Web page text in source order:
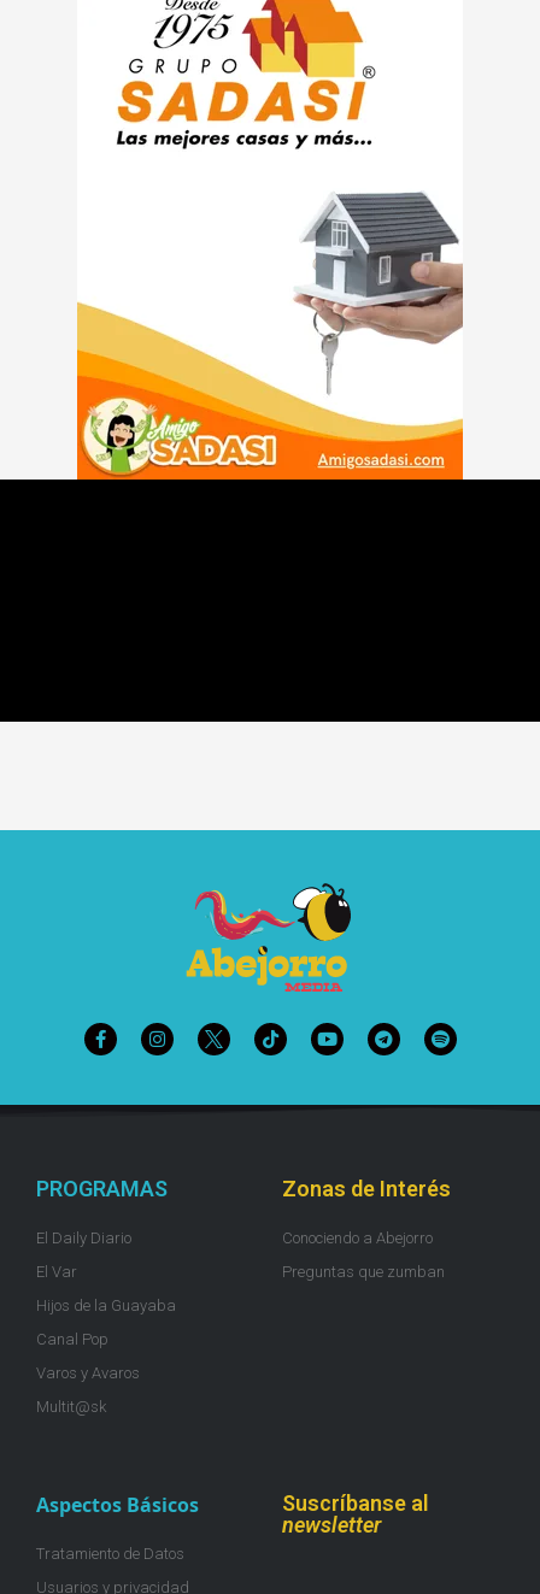
PROGRAMAS
El Daily Diario
El Var
Hijos de la Guayaba
Canal Pop
Varos y Avaros
Multit@sk
Zonas de Interés
Conociendo a Abejorro
Preguntas que zumban
Aspectos Básicos
Tratamiento de Datos
Usuarios y privacidad
Suscríbanse al
newsletter